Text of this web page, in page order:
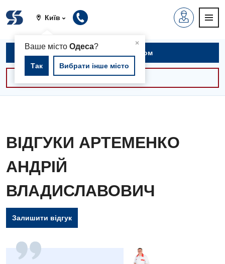
Київ
×
Ваше містоОдеса?
Так Вибрати інше місто
Вакансії
Записатися на прийом
Консультації -30%
ВІДГУКИ АРТЕМЕНКО
АНДРІЙ
ВЛАДИСЛАВОВИЧ
Залишити відгук